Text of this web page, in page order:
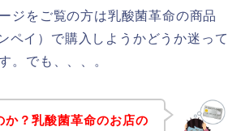
ジをご覧の方は乳酸菌革命の商品
ペイ）で購入しようかどうか迷って
。でも、、、。
か？乳酸菌革命のお店の